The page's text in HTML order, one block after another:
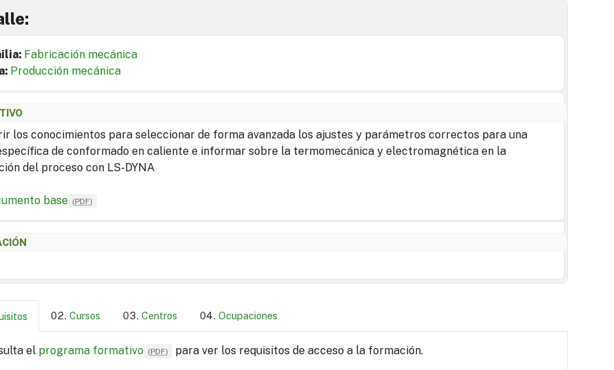
Fabricación mecánica
Producción mecánica
los conocimientos para seleccionar de forma avanzada los ajustes y parámetros correctos para una
de conformado en caliente e informar sobre la termomecánica y electromagnética en la
del proceso con LS-DYNA
base (PDF)
Cursos Centros Ocupaciones
el programa formativo (PDF) para ver los requisitos de acceso a la formación.